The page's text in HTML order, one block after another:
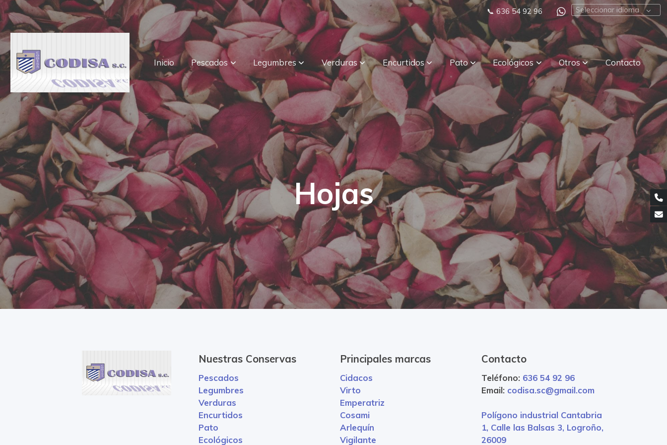
📞 636 54 92 96 Seleccionar idioma
Inicio Pescados Legumbres Verduras Encurtidos Pato Ecológicos Otros Contacto
Hojas
Nuestras Conservas
Pescados
Legumbres
Verduras
Encurtidos
Pato
Ecológicos
Principales marcas
Cidacos
Virto
Emperatriz
Cosami
Arlequín
Vigilante
Contacto
Teléfono: 636 54 92 96
Email: codisa.sc@gmail.com
Polígono industrial Cantabria
1, Calle las Balsas 3, Logroño,
26009